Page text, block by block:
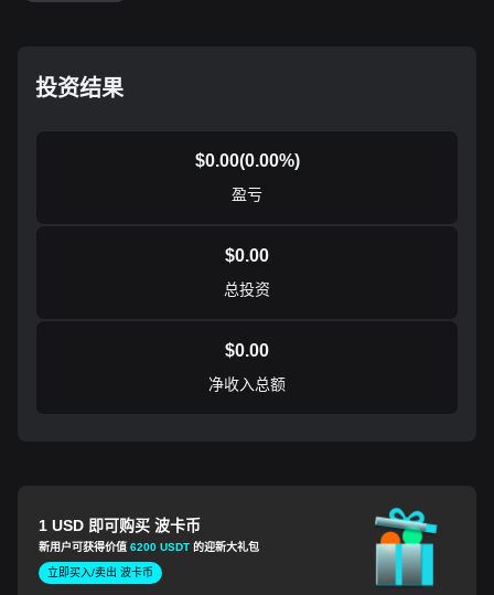
投资结果
$0.00(0.00%)
盈亏
$0.00
总投资
$0.00
净收入总额
1 USD 即可购买 波卡币
新用户可获得价值6200 USDT 的迎新大礼包
立即买入/卖出 波卡币